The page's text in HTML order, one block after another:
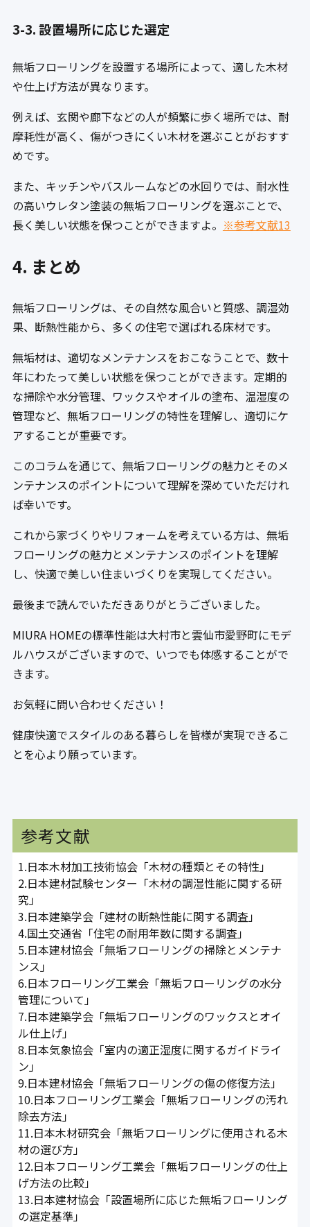
3-3. 設置場所に応じた選定
無垢フローリングを設置する場所によって、適した木材
や仕上げ方法が異なります。
例えば、玄関や廊下などの人が頻繁に歩く場所では、耐
摩耗性が高く、傷がつきにくい木材を選ぶことがおすす
めです。
また、キッチンやバスルームなどの水回りでは、耐水性
の高いウレタン塗装の無垢フローリングを選ぶことで、
長く美しい状態を保つことができますよ。 ※参考文献13
4. まとめ
無垢フローリングは、その自然な風合いと質感、調湿効
果、断熱性能から、多くの住宅で選ばれる床材です。
無垢材は、適切なメンテナンスをおこなうことで、数十
年にわたって美しい状態を保つことができます。定期的
な掃除や水分管理、ワックスやオイルの塗布、温湿度の
管理など、無垢フローリングの特性を理解し、適切にケ
アすることが重要です。
このコラムを通じて、無垢フローリングの魅力とそのメ
ンテナンスのポイントについて理解を深めていただけれ
ば幸いです。
これから家づくりやリフォームを考えている方は、無垢
フローリングの魅力とメンテナンスのポイントを理解
し、快適で美しい住まいづくりを実現してください。
最後まで読んでいただきありがとうございました。
MIURA HOMEの標準性能は大村市と雲仙市愛野町にモデ
ルハウスがございますので、いつでも体感することがで
きます。
お気軽に問い合わせください！
健康快適でスタイルのある暮らしを皆様が実現できるこ
とを心より願っています。
参考文献
1.日本木材加工技術協会「木材の種類とその特性」
2.日本建材試験センター「木材の調湿性能に関する研
究」
3.日本建築学会「建材の断熱性能に関する調査」
4.国土交通省「住宅の耐用年数に関する調査」
5.日本建材協会「無垢フローリングの掃除とメンテナ
ンス」
6.日本フローリング工業会「無垢フローリングの水分
管理について」
7.日本建築学会「無垢フローリングのワックスとオイ
ル仕上げ」
8.日本気象協会「室内の適正湿度に関するガイドライ
ン」
9.日本建材協会「無垢フローリングの傷の修復方法」
10.日本フローリング工業会「無垢フローリングの汚れ
除去方法」
11.日本木材研究会「無垢フローリングに使用される木
材の選び方」
12.日本フローリング工業会「無垢フローリングの仕上
げ方法の比較」
13.日本建材協会「設置場所に応じた無垢フローリング
の選定基準」